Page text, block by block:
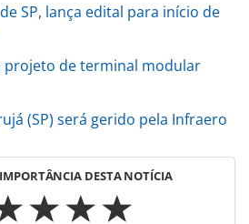
SP, lança edital para início de
projeto de terminal modular
(SP) será gerido pela Infraero
DESTA NOTÍCIA